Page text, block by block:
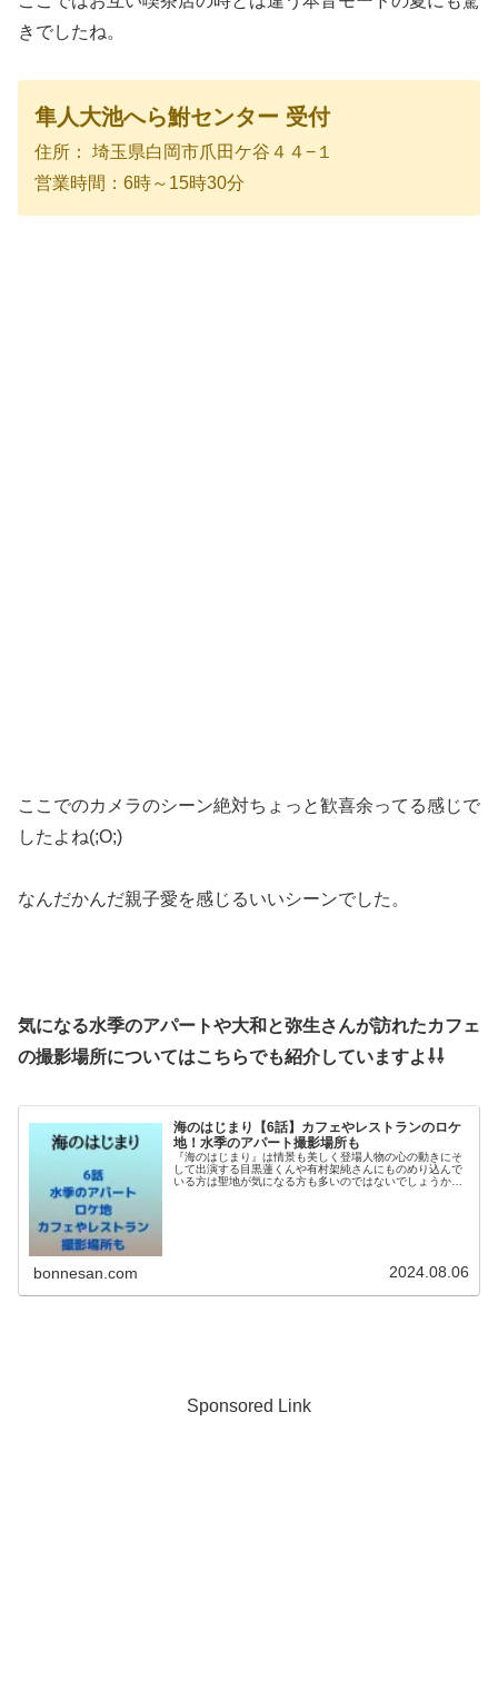
きでしたね。
隼人大池へら鮒センター 受付
住所： 埼玉県白岡市爪田ケ谷４４−１
営業時間：6時～15時30分
ここでのカメラのシーン絶対ちょっと歓喜余ってる感じで
したよね(;O;)
なんだかんだ親子愛を感じるいいシーンでした。
気になる水季のアパートや大和と弥生さんが訪れたカフェ
の撮影場所についてはこちらでも紹介していますよ⇩⇩
海のはじまり【6話】カフェやレストランのロケ
地！水季のアパート撮影場所も
『海のはじまり』は情景も美しく登場人物の心の動きにそ
して出演する目黒蓮くんや有村架純さんにものめり込んで
いる方は聖地が気になる方も多いのではないでしょうか？
bonnesan.com 2024.08.06
Sponsored Link